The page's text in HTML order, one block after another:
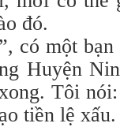
đó.
có một
Huyện
Tôi
tiền lệ xấu.